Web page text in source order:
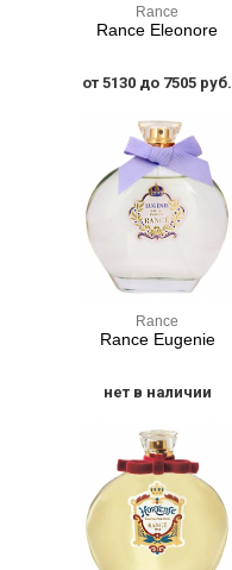
Rance
Rance Eleonore
от 5130 до 7505 руб.
Rance
Rance Eugenie
нет в наличии